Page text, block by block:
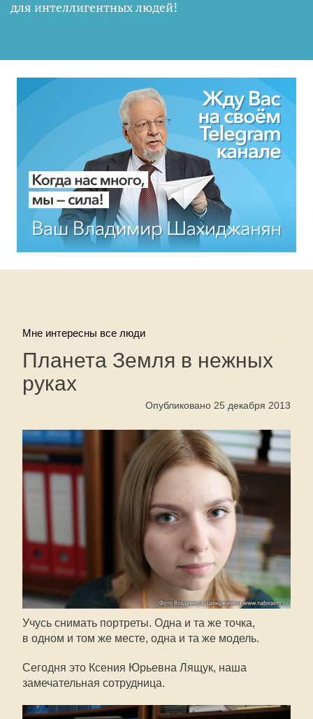
для интеллигентных людей!
Мне интересны все люди
Планета Земля в нежных
руках
Опубликовано 25 декабря 2013
Учусь снимать портреты. Одна и та же точка,
в одном и том же месте, одна и та же модель.
Сегодня это Ксения Юрьевна Лящук, наша
замечательная сотрудница.